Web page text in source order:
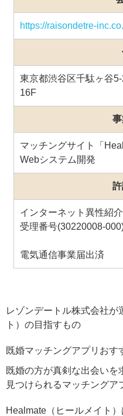
https://raisondetre-
東京都渋谷区千駄ヶ谷
16F
マッチングサイト「
Webシステム開発
インターネット異性紹
受理番号(30220008-
電気通信事業届出済
レゾンデートル株式会社が
ト）の目指すもの
既婚マッチングアプリおす
既婚の方が真剣な出会い
見つけられるマッチングア
Healmate（ヒールメイト